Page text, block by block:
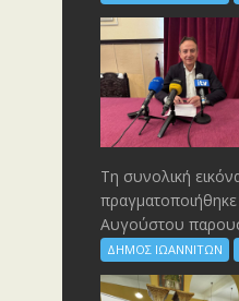
Τη συνολική
πραγματοποιήθηκε
Αυγούστου
ΔΗΜΟΣ ΙΩΑΝΝΙΤΩΝ